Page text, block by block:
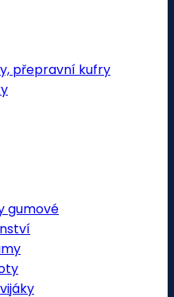
přepravní kufry
gumové